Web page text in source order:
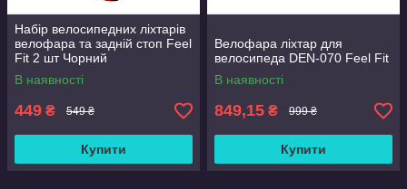
Набір велосипедних ліхтарів
велофара та задній стоп Feel
Fit 2 шт Чорний
В наявності
449 ₴ 549 ₴
Купити
Велофара ліхтар для
велосипеда DEN-070 Feel Fit
В наявності
849,15 ₴ 999 ₴
Купити